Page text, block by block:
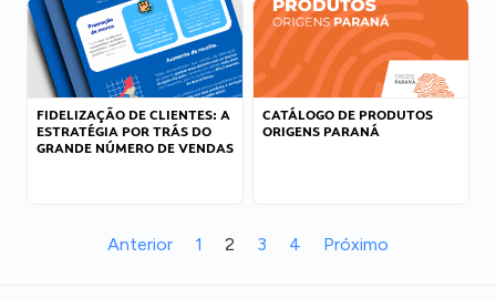
FIDELIZAÇÃO DE CLIENTES: A
ESTRATÉGIA POR TRÁS DO
GRANDE NÚMERO DE VENDAS
CATÁLOGO DE PRODUTOS
ORIGENS PARANÁ
Anterior 1 2 3 4 Próximo